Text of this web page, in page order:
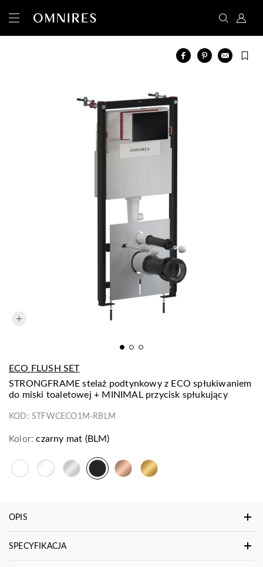
ECO FLUSH SET
STRONGFRAME stelaż podtynkowy z ECO spłukiwaniem
do miski toaletowej + MINIMAL przycisk spłukujący
KOD: STFWCECO1M-RBLM
Kolor: czarny mat (BLM)
OPIS
SPECYFIKACJA